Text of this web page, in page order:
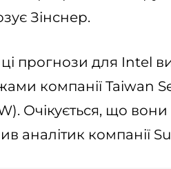
Зінснер.
прогнози для Intel
компанії Taiwan
Очікується, що
аналітик компанії